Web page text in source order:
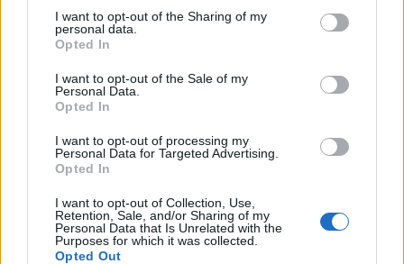
I want to opt-out of the Sharing of my
personal data.
Opted In
I want to opt-out of the Sale of my
Personal Data.
Opted In
I want to opt-out of processing my
Personal Data for Targeted Advertising.
Opted In
I want to opt-out of Collection, Use,
Retention, Sale, and/or Sharing of my
Personal Data that Is Unrelated with the
Purposes for which it was collected.
Opted Out
2026. augusztus 07., péntek
üzemanyagok ára